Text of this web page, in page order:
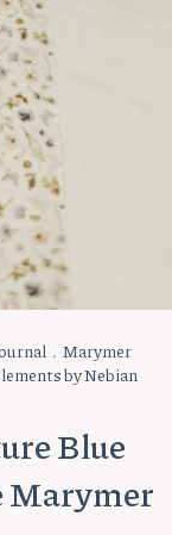
. Marymer
by Nebian
Blue
Marymer